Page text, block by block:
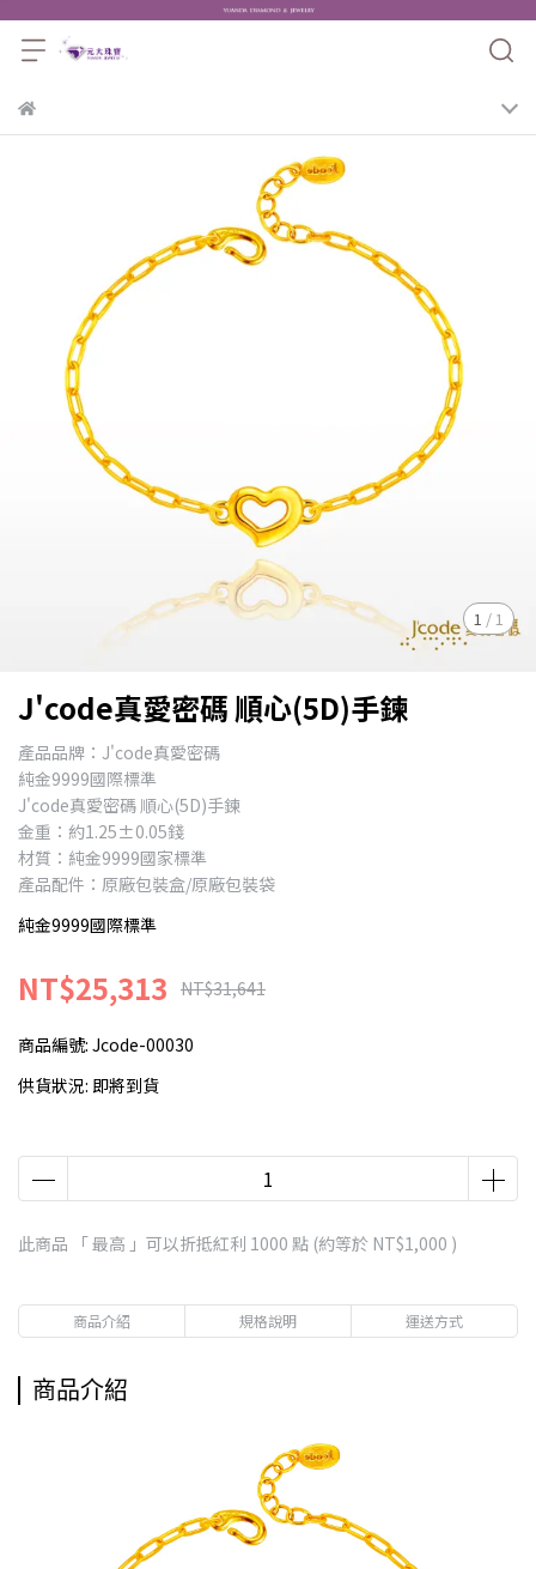
1 /1
J'code真愛密碼 順心(5D)手鍊
產品品牌：J'code真愛密碼
純金9999國際標準
J'code真愛密碼 順心(5D)手鍊
金重：約1.25±0.05錢
材質：純金9999國家標準
產品配件：原廠包裝盒/原廠包裝袋
純金9999國際標準
NT$25,313 NT$31,641
商品編號: Jcode-00030
供貨狀況: 即將到貨
此商品 「 最高 」可以折抵紅利 1000 點 (約等於 NT$1,000 )
商品介紹 規格說明 運送方式
商品介紹